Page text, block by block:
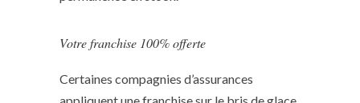
Votre franchise 100% offerte
Certaines compagnies d’assurances
appliquent une franchise sur le bris de glace